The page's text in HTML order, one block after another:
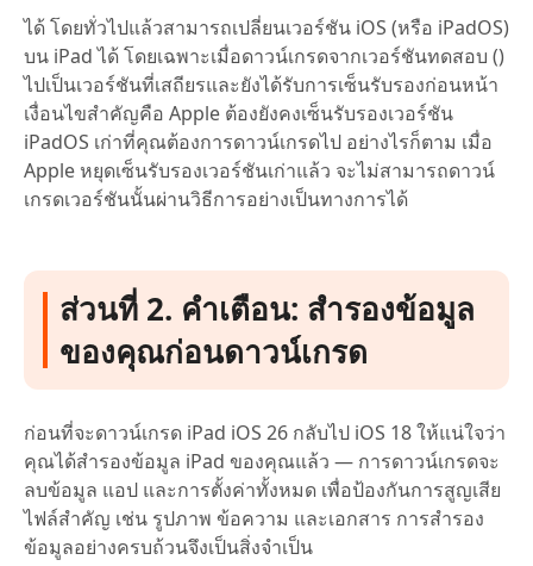
ได้ โดยทั่วไปแล้วสามารถเปลี่ยนเวอร์ชัน iOS (หรือ iPadOS)
บน iPad ได้ โดยเฉพาะเมื่อดาวน์เกรดจากเวอร์ชันทดสอบ ()
ไปเป็นเวอร์ชันที่เสถียรและยังได้รับการเซ็นรับรองก่อนหน้า
เงื่อนไขสำคัญคือ Apple ต้องยังคงเซ็นรับรองเวอร์ชัน
iPadOS เก่าที่คุณต้องการดาวน์เกรดไป อย่างไรก็ตาม เมื่อ
Apple หยุดเซ็นรับรองเวอร์ชันเก่าแล้ว จะไม่สามารถดาวน์
เกรดเวอร์ชันนั้นผ่านวิธีการอย่างเป็นทางการได้
ส่วนที่ 2. คำเตือน: สำรองข้อมูล
ของคุณก่อนดาวน์เกรด
ก่อนที่จะดาวน์เกรด iPad iOS 26 กลับไป iOS 18 ให้แน่ใจว่า
คุณได้สำรองข้อมูล iPad ของคุณแล้ว — การดาวน์เกรดจะ
ลบข้อมูล แอป และการตั้งค่าทั้งหมด เพื่อป้องกันการสูญเสีย
ไฟล์สำคัญ เช่น รูปภาพ ข้อความ และเอกสาร การสำรอง
ข้อมูลอย่างครบถ้วนจึงเป็นสิ่งจำเป็น